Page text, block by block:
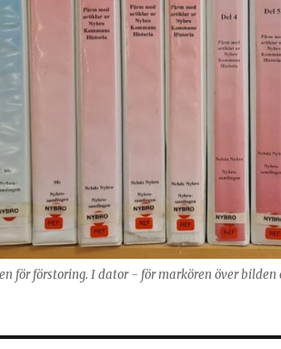
för förstoring. I dator - för markören över